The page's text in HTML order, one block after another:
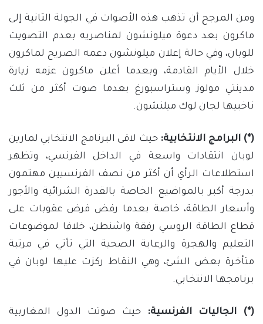
ومن المرجح أن تذهب هذه الأصوات في الجولة الثانية إلى
ماكرون بعد دعوة ميلونشون لمناصريه بعدم التصويت
للوبان، وفي حالة إعلان ميلونشون دعمه الصريح لماكرون
خلال الأيام القادمة، وبعدما أعلن ماكرون عزمه زيارة
مدينتي مولوز وستراسبورغ بعدما صوت أكثر من ثلث
ناخبيها لجان لوك ميلنشون.
(*) البرامج الانتخابية: حيث لاقى البرنامج الانتخابي لمارين
لوبان انتقادات واسعة في الداخل الفرنسي، وتظهر
استطلاعات الرأي أن أكثر من نصف الفرنسيين مهتمون
بدرجة أكبر بالمواضيع الخاصة بالقدرة الشرائية والأجور
وأسعار الطاقة، خاصة بعدما رفض فرض عقوبات على
قطاع الطاقة الروسي رفقة واشنطن، خلافا لموضوعات
التعليم والهجرة والرعاية الصحية التي تأتي في مرتبة
متأخرة بعض الشئ، وهي النقاط ركزت عليها لوبان في
برنامجها الانتخابي.
(*) الجاليات الفرنسية:
حيث صوتت الدول المغاربية